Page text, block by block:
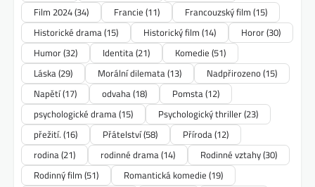
Film 2024(34) Francie (11) Francouzský film (15)
Historické drama(15) Historický film (14) Horor(30)
Humor(32) Identita(21) Komedie (51)
Láska(29) Morální dilemata(13) Nadpřirozeno(15)
Napětí(17) odvaha(18) Pomsta(12)
psychologické drama(15) Psychologický thriller(23)
přežití. (16) Přátelství(58) Příroda(12)
rodina(21) rodinné drama(14) Rodinné vztahy(30)
Rodinný film (51) Romantická komedie (19)